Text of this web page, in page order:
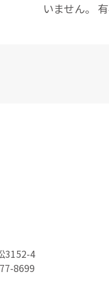
いません。
3152-4
8699